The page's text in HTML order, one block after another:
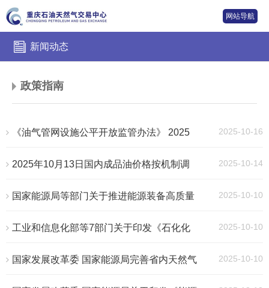
网站导航
新闻动态
政策指南
2025-10-16
《油气管网设施公平开放监管办法》 2025
2025-10-14
2025年10月13日国内成品油价格按机制调
2025-10-10
国家能源局等部门关于推进能源装备高质量
2025-10-10
工业和信息化部等7部门关于印发《石化化
通知
2025-10-10
国家发展改革委 国家能源局完善省内天然气